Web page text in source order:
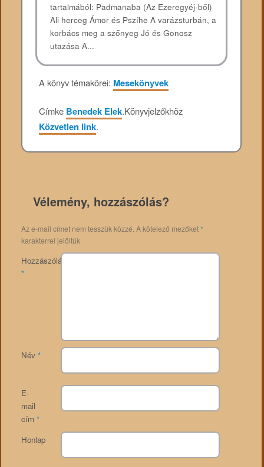
tartalmából: Padmanaba (Az Ezeregyéj-ből)
Ali herceg Ámor és Pszíhe A varázsturbán, a
korbács meg a szőnyeg Jó és Gonosz
utazása A...
A könyv témakörei: Mesekönyvek
Címke Benedek Elek.Könyvjelzőkhöz
Közvetlen link.
Vélemény, hozzászólás?
Az e-mail címet nem tesszük közzé. A kötelező mezőket*
karakterrel jelöltük
Hozzászólás
*
Név *
E-
mail
cím *
Honlap